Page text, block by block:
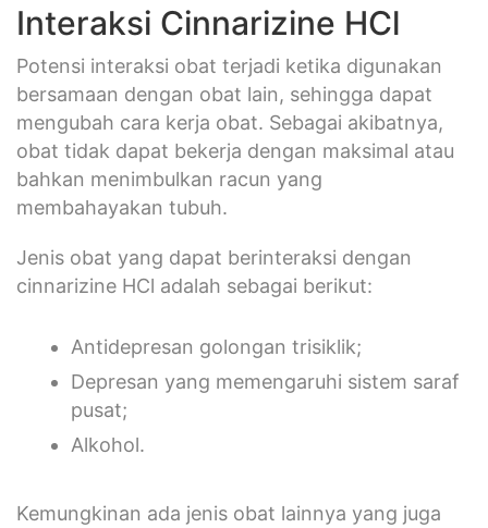
Interaksi Cinnarizine HCl
Potensi interaksi obat terjadi ketika digunakan
bersamaan dengan obat lain, sehingga dapat
mengubah cara kerja obat. Sebagai akibatnya,
obat tidak dapat bekerja dengan maksimal atau
bahkan menimbulkan racun yang
membahayakan tubuh.
Jenis obat yang dapat berinteraksi dengan
cinnarizine HCl adalah sebagai berikut:
Antidepresan golongan trisiklik;
Depresan yang memengaruhi sistem saraf
pusat;
Alkohol.
Kemungkinan ada jenis obat lainnya yang juga